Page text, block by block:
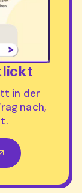
in der
nach,